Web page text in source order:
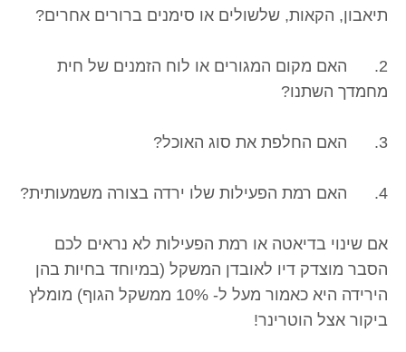
תיאבון, הקאות, שלשולים או סימנים ברורים אחרים?
2. האם מקום המגורים או לוח הזמנים של חית
מחמדך השתנו?
3. האם החלפת את סוג האוכל?
4. האם רמת הפעילות שלו ירדה בצורה משמעותית?
אם שינוי בדיאטה או רמת הפעילות לא נראים לכם
הסבר מוצדק דיו לאובדן המשקל (במיוחד בחיות בהן
הירידה היא כאמור מעל ל- 10% ממשקל הגוף) מומלץ
ביקור אצל הוטרינר!